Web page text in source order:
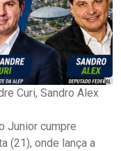
Curi, Sandro Alex
Junior cumpre
(21), onde lança a